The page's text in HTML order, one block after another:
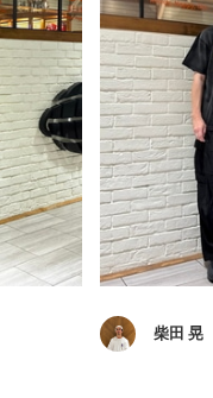
柴田 晃